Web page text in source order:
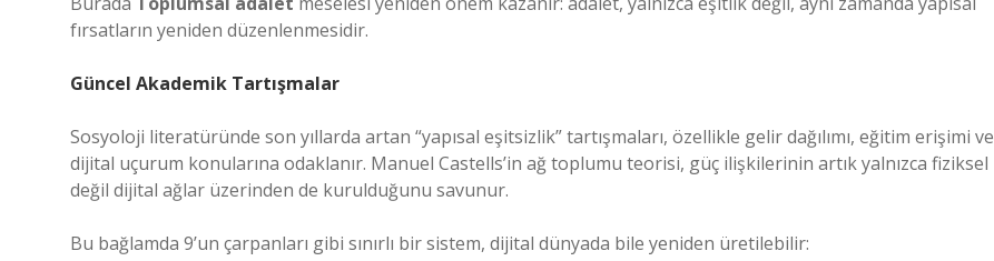
fırsatların yeniden düzenlenmesidir.
Güncel Akademik Tartışmalar
Sosyoloji literatüründe son yıllarda artan “yapısal eşitsizlik” tartışmaları, özellikle gelir dağılımı, eğitim erişimi ve
dijital uçurum konularına odaklanır. Manuel Castells’in ağ toplumu teorisi, güç ilişkilerinin artık yalnızca fiziksel
değil dijital ağlar üzerinden de kurulduğunu savunur.
Bu bağlamda 9’un çarpanları gibi sınırlı bir sistem, dijital dünyada bile yeniden üretilebilir: